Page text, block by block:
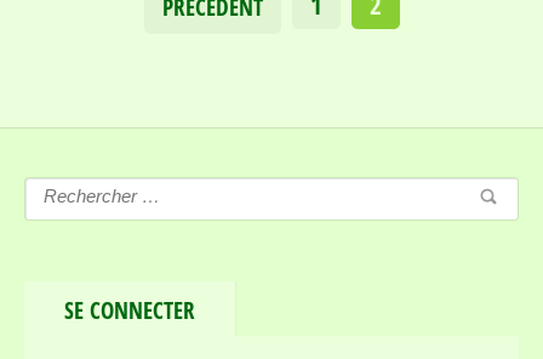
PRÉCÉDENT
SE CONNECTER